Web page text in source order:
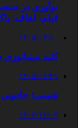
نوآوری در
فیلم، لفاف،
۱۴۰۵/۰۳/۱۰
کلید
۱۴۰۵/۰۲/۳۱
شیمی؛
۱۴۰۳/۱۲/۰۹